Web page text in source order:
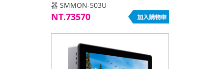
器 SMMON-503U
NT.73570